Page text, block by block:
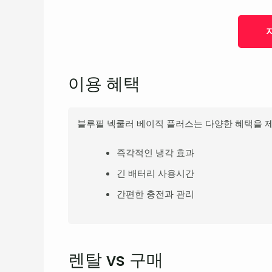
이용 혜택
블루필 넥쿨러 베이직 플러스는 다양한 혜택을
즉각적인 냉각 효과
긴 배터리 사용시간
간편한 충전과 관리
렌탈 vs 구매